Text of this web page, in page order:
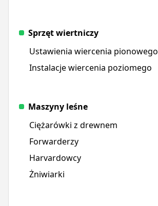
Sprzęt wiertniczy
Ustawienia wiercenia pionowego
Instalacje wiercenia poziomego
Maszyny leśne
Ciężarówki z drewnem
Forwarderzy
Harvardowcy
Żniwiarki